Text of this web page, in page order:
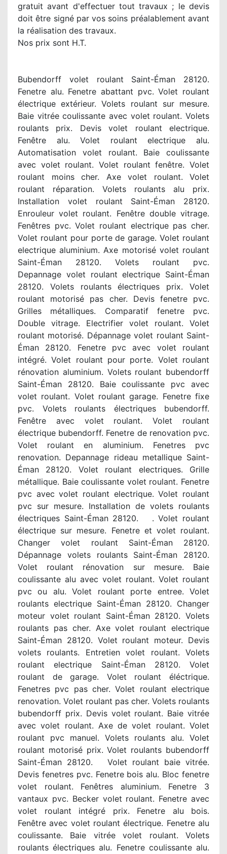
gratuit avant d'effectuer tout travaux ; le devis
doit être signé par vos soins préalablement avant
la réalisation des travaux.
Nos prix sont H.T.
Bubendorff volet roulant Saint-Éman 28120.
Fenetre alu. Fenetre abattant pvc. Volet roulant
électrique extérieur. Volets roulant sur mesure.
Baie vitrée coulissante avec volet roulant. Volets
roulants prix. Devis volet roulant electrique.
Fenêtre alu. Volet roulant electrique alu.
Automatisation volet roulant. Baie coulissante
avec volet roulant. Volet roulant fenêtre. Volet
roulant moins cher. Axe volet roulant. Volet
roulant réparation. Volets roulants alu prix.
Installation volet roulant Saint-Éman 28120.
Enrouleur volet roulant. Fenêtre double vitrage.
Fenêtres pvc. Volet roulant electrique pas cher.
Volet roulant pour porte de garage. Volet roulant
electrique aluminium. Axe motorisé volet roulant
Saint-Éman 28120. Volets roulant pvc.
Depannage volet roulant electrique Saint-Éman
28120. Volets roulants électriques prix. Volet
roulant motorisé pas cher. Devis fenetre pvc.
Grilles métalliques. Comparatif fenetre pvc.
Double vitrage. Electrifier volet roulant. Volet
roulant motorisé. Dépannage volet roulant Saint-
Éman 28120. Fenetre pvc avec volet roulant
intégré. Volet roulant pour porte. Volet roulant
rénovation aluminium. Volets roulant bubendorff
Saint-Éman 28120. Baie coulissante pvc avec
volet roulant. Volet roulant garage. Fenetre fixe
pvc. Volets roulants électriques bubendorff.
Fenêtre avec volet roulant. Volet roulant
électrique bubendorff. Fenetre de renovation pvc.
Volet roulant en aluminium. Fenetres pvc
renovation. Depannage rideau metallique Saint-
Éman 28120. Volet roulant electriques. Grille
métallique. Baie coulissante volet roulant. Fenetre
pvc avec volet roulant electrique. Volet roulant
pvc sur mesure. Installation de volets roulants
électriques Saint-Éman 28120. . Volet roulant
électrique sur mesure. Fenetre et volet roulant.
Changer volet roulant Saint-Éman 28120.
Dépannage volets roulants Saint-Éman 28120.
Volet roulant rénovation sur mesure. Baie
coulissante alu avec volet roulant. Volet roulant
pvc ou alu. Volet roulant porte entree. Volet
roulants electrique Saint-Éman 28120. Changer
moteur volet roulant Saint-Éman 28120. Volets
roulants pas cher. Axe volet roulant electrique
Saint-Éman 28120. Volet roulant moteur. Devis
volets roulants. Entretien volet roulant. Volets
roulant electrique Saint-Éman 28120. Volet
roulant de garage. Volet roulant éléctrique.
Fenetres pvc pas cher. Volet roulant electrique
renovation. Volet roulant pas cher. Volets roulants
bubendorff prix. Devis volet roulant. Baie vitrée
avec volet roulant. Axe de volet roulant. Volet
roulant pvc manuel. Volets roulants alu. Volet
roulant motorisé prix. Volet roulants bubendorff
Saint-Éman 28120. Volet roulant baie vitrée.
Devis fenetres pvc. Fenetre bois alu. Bloc fenetre
volet roulant. Fenêtres aluminium. Fenetre 3
vantaux pvc. Becker volet roulant. Fenetre avec
volet roulant intégré prix. Fenetre alu bois.
Fenêtre avec volet roulant électrique. Fenetre alu
coulissante. Baie vitrée volet roulant. Volets
roulants électriques alu. Fenetre coulissante alu.